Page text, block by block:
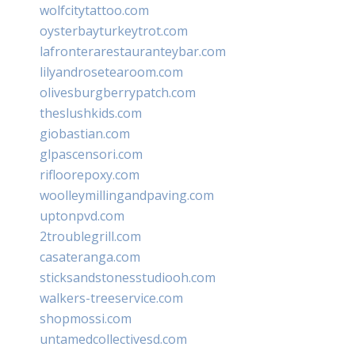
wolfcitytattoo.com
oysterbayturkeytrot.com
lafronterarestauranteybar.com
lilyandrosetearoom.com
olivesburgberrypatch.com
theslushkids.com
giobastian.com
glpascensori.com
rifloorepoxy.com
woolleymillingandpaving.com
uptonpvd.com
2troublegrill.com
casateranga.com
sticksandstonesstudiooh.com
walkers-treeservice.com
shopmossi.com
untamedcollectivesd.com